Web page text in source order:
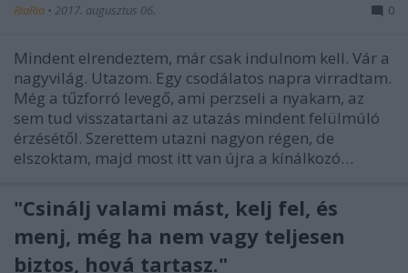
RiaRia • 2017. augusztus 06. 0
Mindent elrendeztem, már csak indulnom kell. Vár a
nagyvilág. Utazom. Egy csodálatos napra virradtam.
Még a tűzforró levegő, ami perzseli a nyakam, az
sem tud visszatartani az utazás mindent felülmúló
érzésétől. Szerettem utazni nagyon régen, de
elszoktam, majd most itt van újra a kínálkozó…
"Csinálj valami mást, kelj fel, és
menj, még ha nem vagy teljesen
biztos, hová tartasz."